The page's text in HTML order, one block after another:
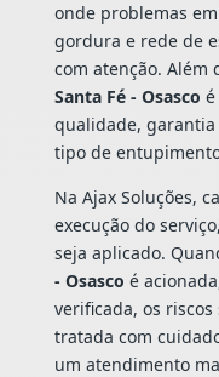
onde problemas
gordura e rede de
com atenção. Além
Santa Fé - Osasco
qualidade, garantia
tipo de
Na Ajax Soluções,
execução do
seja aplicado.
- Osasco é
verificada, os
tratada com
um atendimento